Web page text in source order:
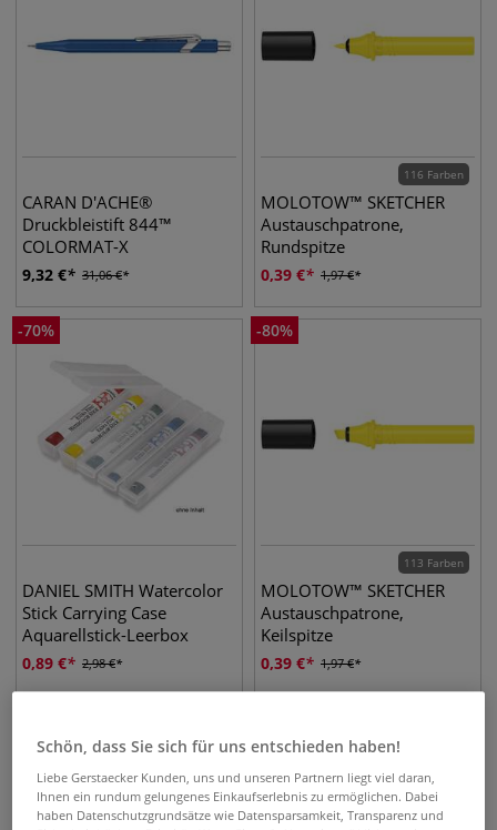
CARAN D'ACHE®
Druckbleistift 844™
COLORMAT-X
9,32 € 31,06€
116 Farben
MOLOTOW™ SKETCHER
Austauschpatrone,
Rundspitze
0,39 € 1,97€
-70%
DANIEL SMITH Watercolor
Stick Carrying Case
Aquarellstick-Leerbox
0,89 € 2,98€
-80%
113 Farben
MOLOTOW™ SKETCHER
Austauschpatrone,
Keilspitze
0,39 € 1,97€
Schön, dass Sie sich für uns entschieden haben!
Liebe Gerstaecker Kunden, uns und unseren Partnern liegt viel daran,
Ihnen ein rundum gelungenes Einkaufserlebnis zu ermöglichen. Dabei
haben Datenschutzgrundsätze wie Datensparsamkeit, Transparenz und